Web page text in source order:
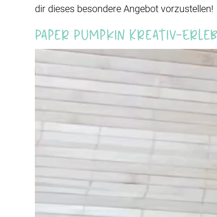
dir dieses besondere Angebot vorzustellen!
Paper Pumpkin Kreativ-